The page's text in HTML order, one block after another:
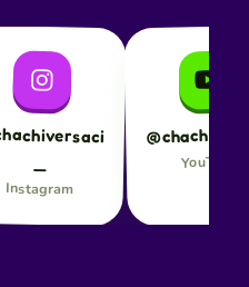
Instagram
YouTube